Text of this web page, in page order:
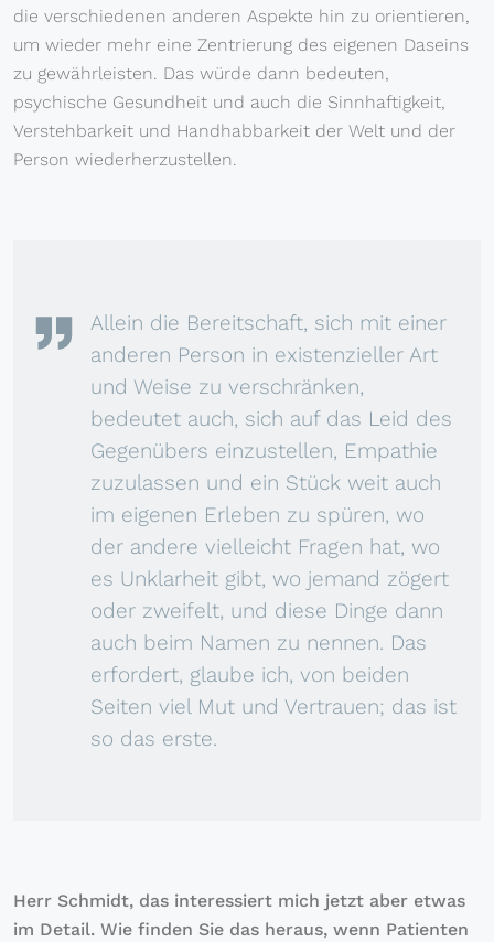
die verschiedenen anderen Aspekte hin zu orientieren,
um wieder mehr eine Zentrierung des eigenen Daseins
zu gewährleisten. Das würde dann bedeuten,
psychische Gesundheit und auch die Sinnhaftigkeit,
Verstehbarkeit und Handhabbarkeit der Welt und der
Person wiederherzustellen.
Allein die Bereitschaft, sich mit einer
anderen Person in existenzieller Art
und Weise zu verschränken,
bedeutet auch, sich auf das Leid des
Gegenübers einzustellen, Empathie
zuzulassen und ein Stück weit auch
im eigenen Erleben zu spüren, wo
der andere vielleicht Fragen hat, wo
es Unklarheit gibt, wo jemand zögert
oder zweifelt, und diese Dinge dann
auch beim Namen zu nennen. Das
erfordert, glaube ich, von beiden
Seiten viel Mut und Vertrauen; das ist
so das erste.
Herr Schmidt, das interessiert mich jetzt aber etwas
im Detail. Wie finden Sie das heraus, wenn Patienten